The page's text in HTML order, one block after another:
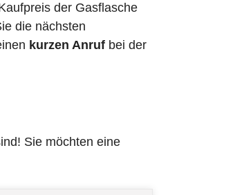
der Gasflasche
die nächsten
kurzen Anruf bei der
Sie möchten eine